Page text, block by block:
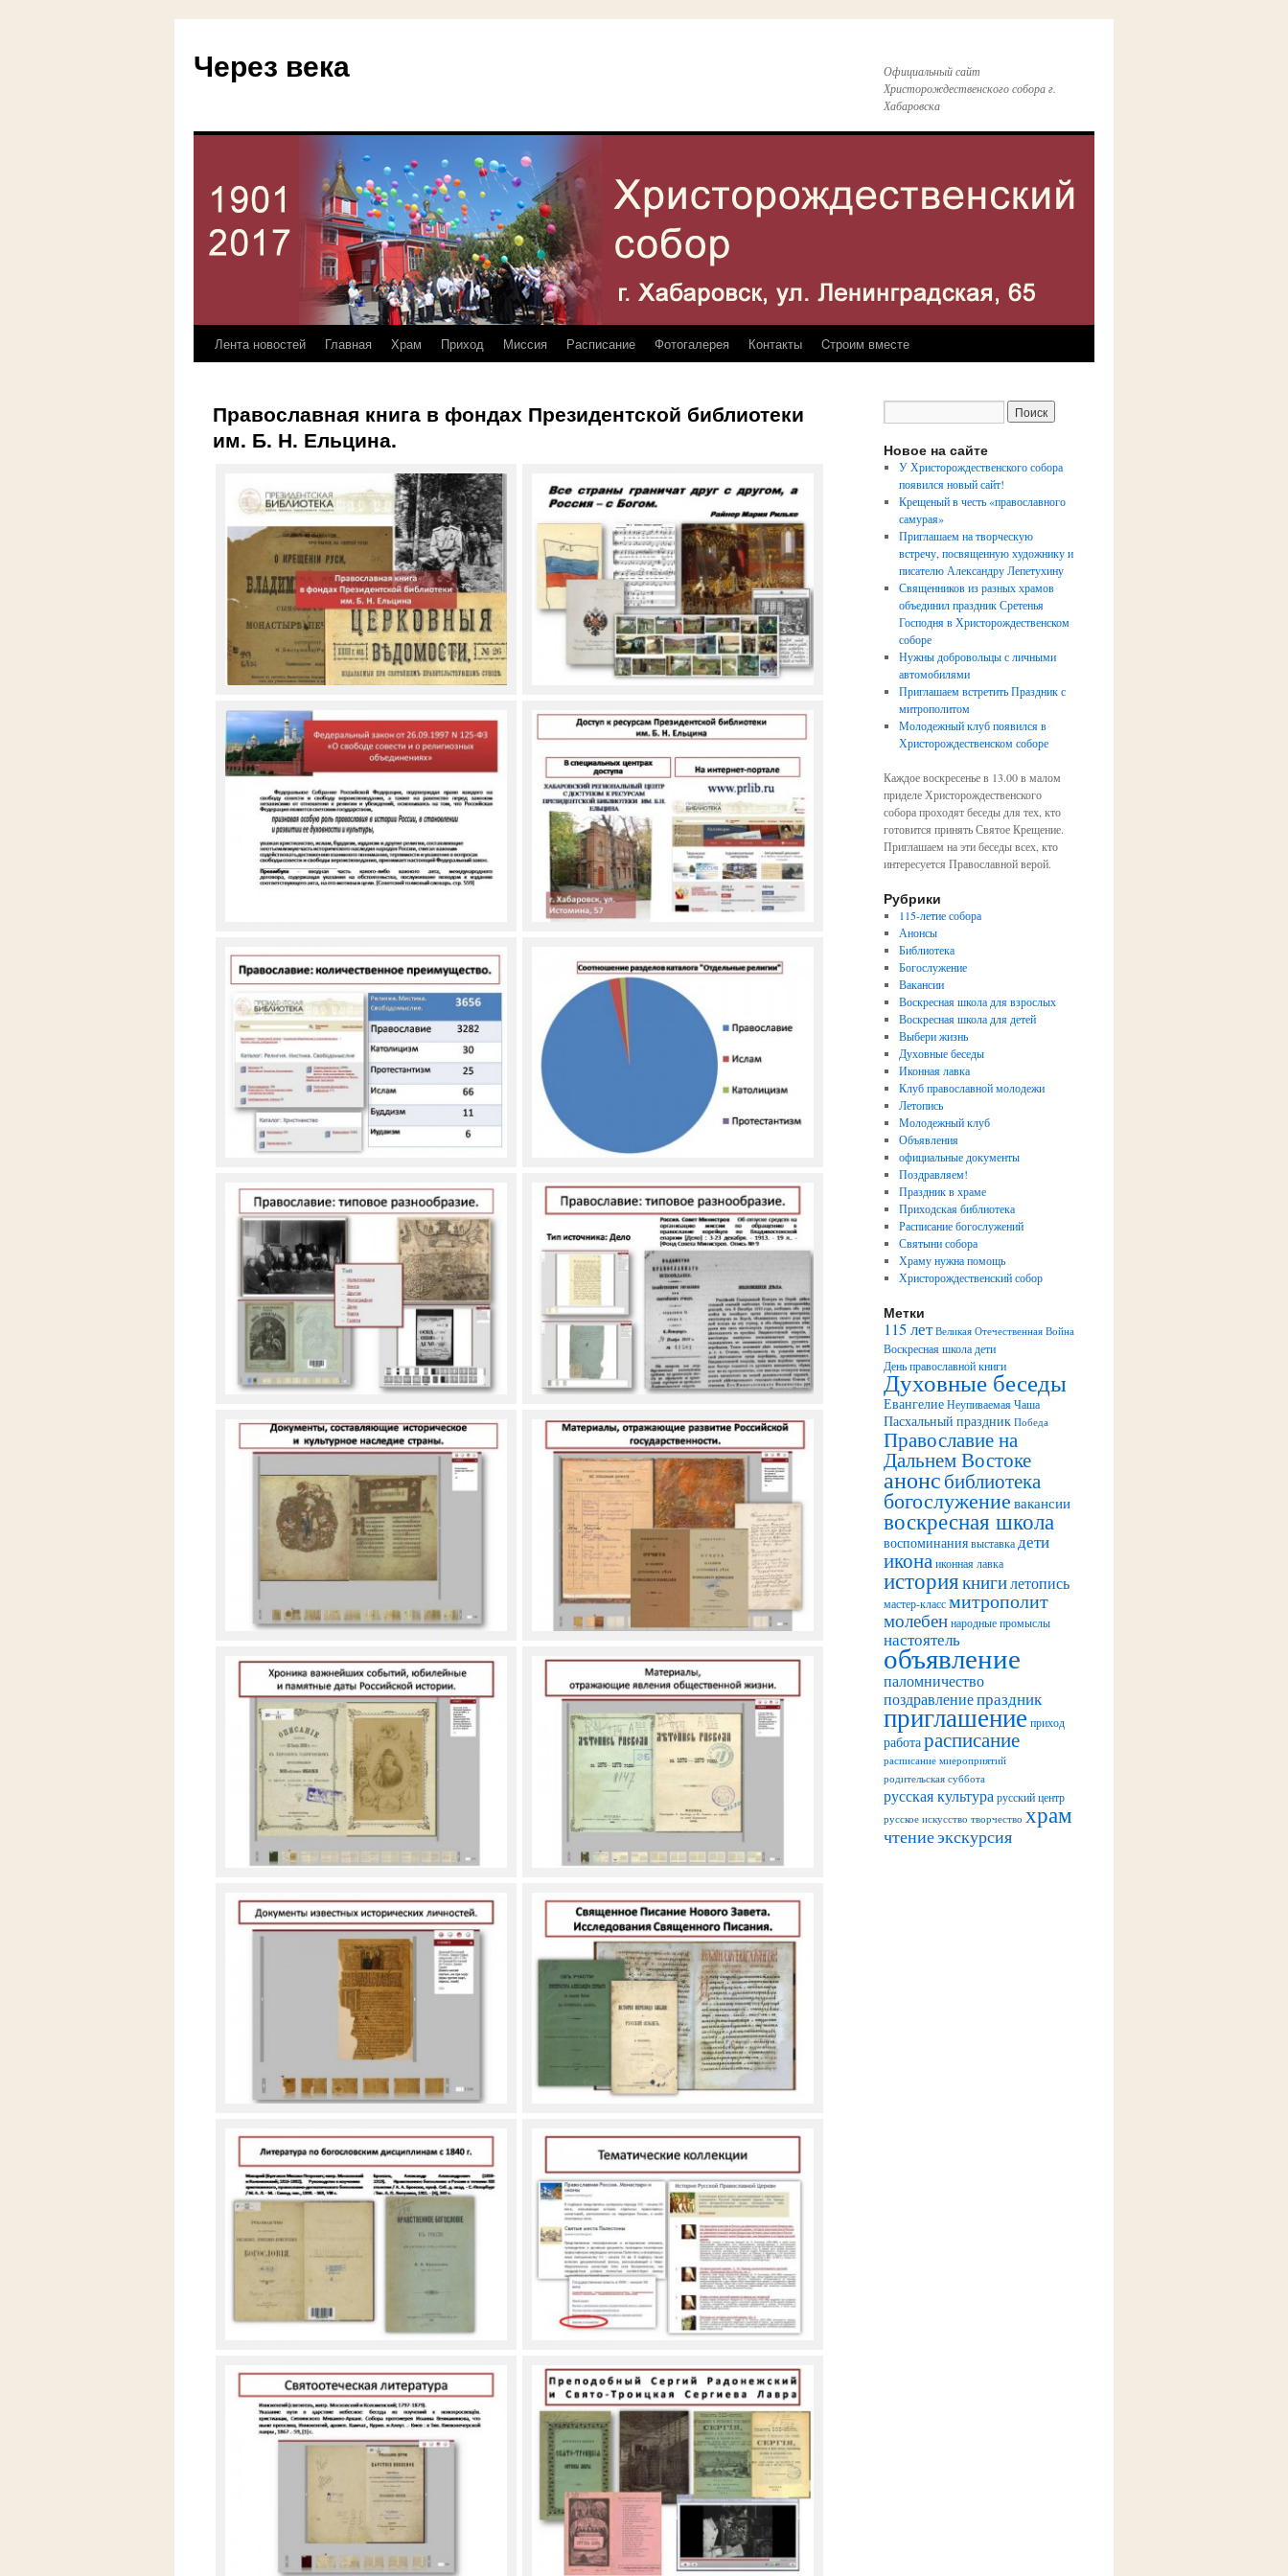
Через века
Официальный сайт
Христорождественского собора г.
Хабаровска
Перейти
содержимому
Лента новостей Главная Храм Приход Миссия Расписание Фотогалерея Контакты Cтроим вместе
Православная книга в фондах Президентской библиотеки
им. Б. Н. Ельцина.
Новое на сайте
У Христорождественского собора
появился новый сайт!
Крещеный в честь «православного
самурая»
Приглашаем на творческую
встречу, посвященную художнику и
писателю Александру Лепетухину
Священников из разных храмов
объединил праздник Сретенья
Господня в Христорождественском
соборе
Нужны добровольцы с личными
автомобилями
Приглашаем встретить Праздник с
митрополитом
Молодежный клуб появился в
Христорождественском соборе
Каждое воскресенье в 13.00 в малом
приделе Христорождественского
собора проходят беседы для тех, кто
готовится принять Святое Крещение.
Приглашаем на эти беседы всех, кто
интересуется Православной верой.
Рубрики
115-летие собора
Анонсы
Библиотека
Богослужение
Вакансии
Воскресная школа для взрослых
Воскресная школа для детей
Выбери жизнь
Духовные беседы
Иконная лавка
Клуб православной молодежи
Летопись
Молодежный клуб
Объявления
официальные документы
Поздравляем!
Праздник в храме
Приходская библиотека
Расписание богослужений
Святыни собора
Храму нужна помощь
Христорождественский собор
Метки
115 лет Великая Отечественная Война
Воскресная школа дети
День православной книги
Духовные беседы
ЕвангелиеНеупиваемая Чаша
Пасхальный праздник Победа
Православие на
Дальнем Востоке
анонсбиблиотека
богослужение вакансии
воскресная школа
воспоминаниявыставкадети
иконаиконная лавка
историякнигилетопись
мастер-классмитрополит
молебеннародные промыслы
настоятель
объявление
паломничество
поздравлениепраздник
приглашение приход
работарасписание
расписание миероприятий
родительская суббота
русская культура русский центр
русское искусство творчество храм
чтениеэкскурсия